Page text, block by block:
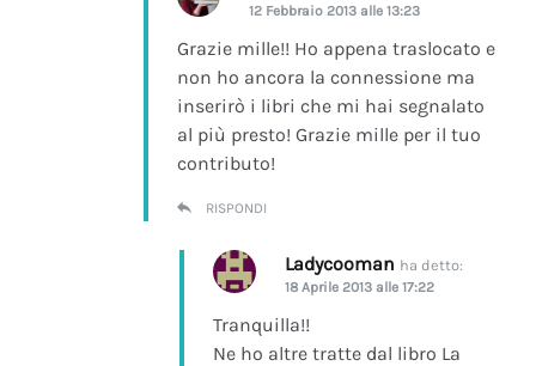
12 Febbraio 2013 alle 13:23
Grazie mille!! Ho appena traslocato e
non ho ancora la connessione ma
inserirò i libri che mi hai segnalato
al più presto! Grazie mille per il tuo
contributo!
RISPONDI
Ladycooman ha detto:
18 Aprile 2013 alle 17:22
Tranquilla!!
Ne ho altre tratte dal libro La